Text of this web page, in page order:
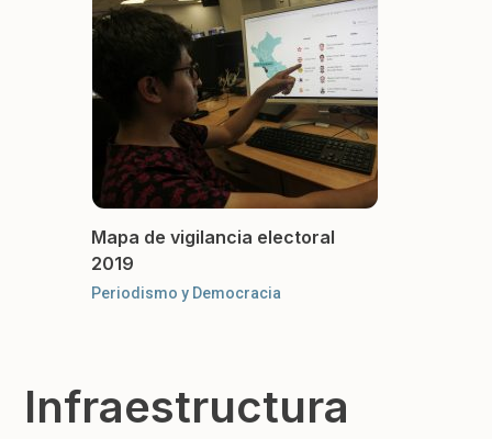
Mapa de vigilancia electoral
2019
Periodismo y Democracia
Infraestructura